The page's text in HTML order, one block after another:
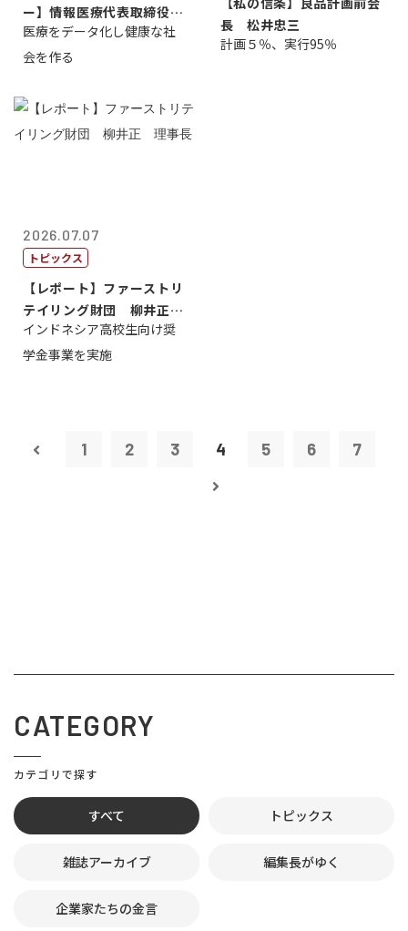
ー】情報医療代表取締役
原 聖吾
医療をデータ化し健康な社
会を作る
長 松井忠三
計画５％、実行95％
2026.07.07
トピックス
【レポート】ファーストリ
テイリング財団 柳井正
理事長
インドネシア高校生向け奨
学金事業を実施
1 2 3 4 5 6 7
CATEGORY
カテゴリで探す
すべて トピックス
雑誌アーカイブ 編集長がゆく
企業家たちの金言